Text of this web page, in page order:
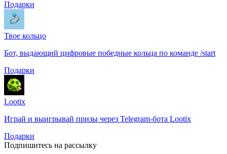
Подарки
Твое кольцо
Бот, выдающий цифровые победные кольца по команде /start
Подарки
Lootix
Играй и выигрывай призы через Telegram-бота Lootix
Подарки
Подпишитесь на рассылку